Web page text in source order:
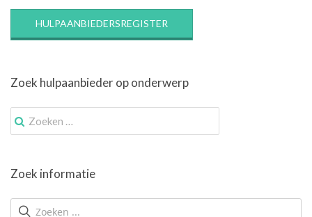
HULPAANBIEDERSREGISTER
Zoek hulpaanbieder op onderwerp
Zoek
naar:
Zoek informatie